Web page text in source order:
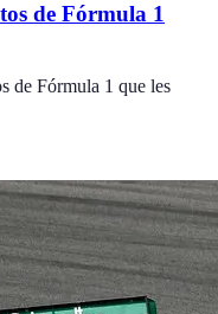
de Fórmula 1
de Fórmula 1 que les